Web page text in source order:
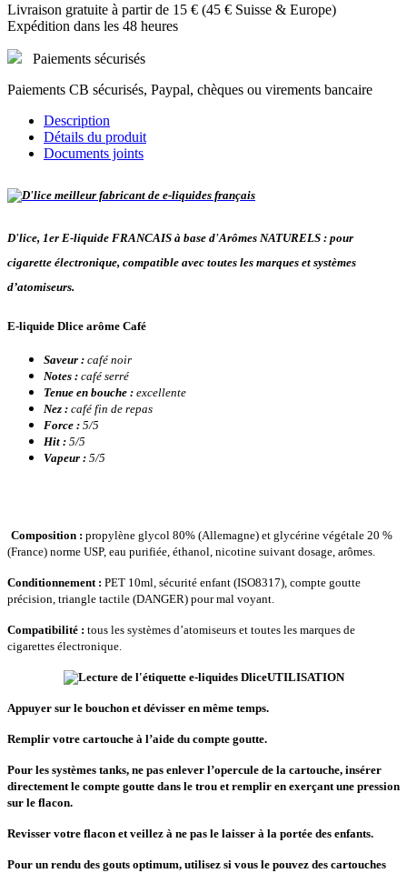
Livraison gratuite à partir de 15 € (45 € Suisse & Europe)
Expédition dans les 48 heures
Paiements sécurisés
Paiements CB sécurisés, Paypal, chèques ou virements bancaire
Description
Détails du produit
Documents joints
D'lice, 1er E-liquide FRANCAIS à base d'Arômes NATURELS : pour
cigarette électronique, compatible avec toutes les marques et systèmes
d’atomiseurs.
E-liquide Dlice arôme Café
Saveur : café noir
Notes : café serré
Tenue en bouche : excellente
Nez : café fin de repas
Force : 5/5
Hit : 5/5
Vapeur : 5/5
Composition : propylène glycol 80% (Allemagne) et glycérine végétale 20 %
(France) norme USP, eau purifiée, éthanol, nicotine suivant dosage, arômes.
Conditionnement : PET 10ml, sécurité enfant (ISO8317), compte goutte
précision, triangle tactile (DANGER) pour mal voyant.
Compatibilité : tous les systèmes d’atomiseurs et toutes les marques de
cigarettes électronique.
UTILISATION
Appuyer sur le bouchon et dévisser en même temps.
Remplir votre cartouche à l’aide du compte goutte.
Pour les systèmes tanks, ne pas enlever l’opercule de la cartouche, insérer
directement le compte goutte dans le trou et remplir en exerçant une pression
sur le flacon.
Revisser votre flacon et veillez à ne pas le laisser à la portée des enfants.
Pour un rendu des gouts optimum, utilisez si vous le pouvez des cartouches